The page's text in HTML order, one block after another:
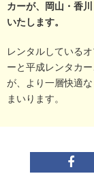
カーが、岡山・香
いたします。
レンタルしている
ーと平成レンタカ
が、より一層快適
まいります。